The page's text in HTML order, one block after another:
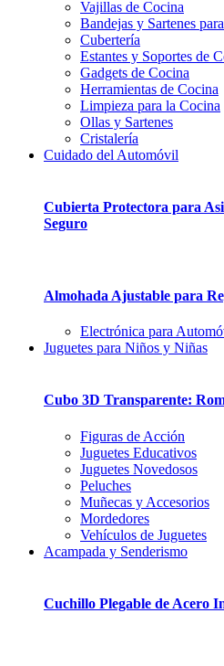
Vajillas de Cocina
Bandejas y Sartenes
Cubertería
Estantes y Soportes de
Gadgets de Cocina
Herramientas de Cocina
Limpieza para la Cocina
Ollas y Sartenes
Cristalería
Cuidado del Automóvil
Cubierta Protectora para
Seguro
Almohada Ajustable para
Electrónica para
Juguetes para Niños y Niñas
Cubo 3D Transparente:
Figuras de Acción
Juguetes Educativos
Juguetes Novedosos
Peluches
Muñecas y Accesorios
Mordedores
Vehículos de Juguetes
Acampada y Senderismo
Cuchillo Plegable de Acero